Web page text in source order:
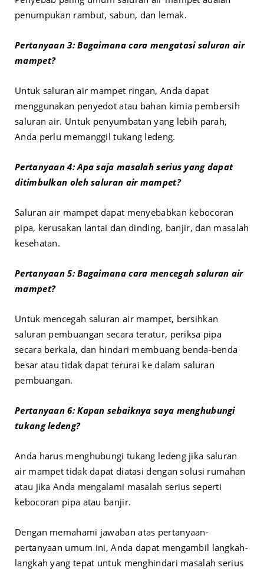
penumpukan rambut, sabun, dan lemak.
Pertanyaan 3: Bagaimana cara mengatasi saluran air
mampet?
Untuk saluran air mampet ringan, Anda dapat
menggunakan penyedot atau bahan kimia pembersih
saluran air. Untuk penyumbatan yang lebih parah,
Anda perlu memanggil tukang ledeng.
Pertanyaan 4: Apa saja masalah serius yang dapat
ditimbulkan oleh saluran air mampet?
Saluran air mampet dapat menyebabkan kebocoran
pipa, kerusakan lantai dan dinding, banjir, dan masalah
kesehatan.
Pertanyaan 5: Bagaimana cara mencegah saluran air
mampet?
Untuk mencegah saluran air mampet, bersihkan
saluran pembuangan secara teratur, periksa pipa
secara berkala, dan hindari membuang benda-benda
besar atau tidak dapat terurai ke dalam saluran
pembuangan.
Pertanyaan 6: Kapan sebaiknya saya menghubungi
tukang ledeng?
Anda harus menghubungi tukang ledeng jika saluran
air mampet tidak dapat diatasi dengan solusi rumahan
atau jika Anda mengalami masalah serius seperti
kebocoran pipa atau banjir.
Dengan memahami jawaban atas pertanyaan-
pertanyaan umum ini, Anda dapat mengambil langkah-
langkah yang tepat untuk menghindari masalah serius